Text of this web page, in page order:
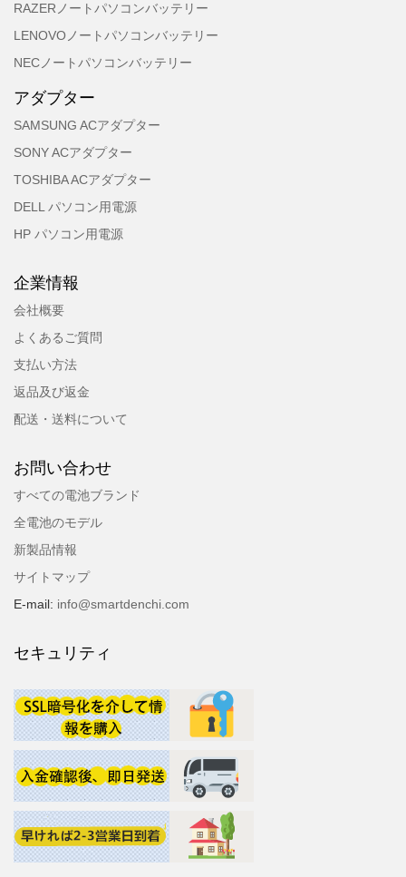
RAZERノートパソコンバッテリー
LENOVOノートパソコンバッテリー
NECノートパソコンバッテリー
アダプター
SAMSUNG ACアダプター
SONY ACアダプター
TOSHIBA ACアダプター
DELL パソコン用電源
HP パソコン用電源
企業情報
会社概要
よくあるご質問
支払い方法
返品及び返金
配送・送料について
お問い合わせ
すべての電池ブランド
全電池のモデル
新製品情報
サイトマップ
E-mail: info@smartdenchi.com
セキュリティ